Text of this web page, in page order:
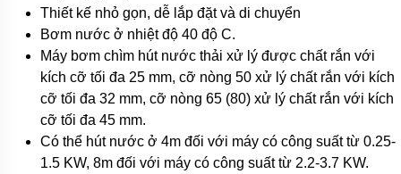
inox
bơm
họng
Bơm
nồi
Thiết kế nhỏ gọn, dễ lắp đặt và di chuyển
Bơm nước ở nhiệt độ 40 độ C.
Máy bơm chìm hút nước thải xử lý được chất rắn với
kích cỡ tối đa 25 mm, cỡ nòng 50 xử lý chất rắn với kích
cỡ tối đa 32 mm, cỡ nòng 65 (80) xử lý chất rắn với kích
cỡ tối đa 45 mm.
Có thể hút nước ở 4m đối với máy có công suất từ 0.25-
1.5 KW, 8m đối với máy có công suất từ 2.2-3.7 KW.